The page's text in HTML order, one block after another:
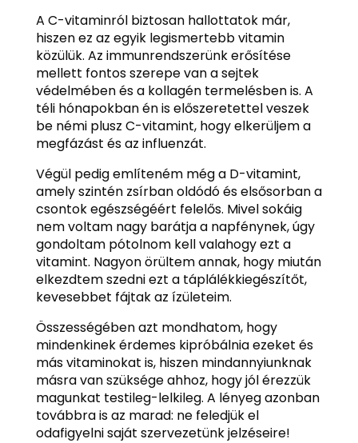
A C-vitaminról biztosan hallottatok már,
hiszen ez az egyik legismertebb vitamin
közülük. Az immunrendszerünk erősítése
mellett fontos szerepe van a sejtek
védelmében és a kollagén termelésben is. A
téli hónapokban én is előszeretettel veszek
be némi plusz C-vitamint, hogy elkerüljem a
megfázást és az influenzát.
Végül pedig említeném még a D-vitamint,
amely szintén zsírban oldódó és elsősorban a
csontok egészségéért felelős. Mivel sokáig
nem voltam nagy barátja a napfénynek, úgy
gondoltam pótolnom kell valahogy ezt a
vitamint. Nagyon örültem annak, hogy miután
elkezdtem szedni ezt a táplálékkiegészítőt,
kevesebbet fájtak az ízületeim.
Összességében azt mondhatom, hogy
mindenkinek érdemes kipróbálnia ezeket és
más vitaminokat is, hiszen mindannyiunknak
másra van szüksége ahhoz, hogy jól érezzük
magunkat testileg-lelkileg. A lényeg azonban
továbbra is az marad: ne feledjük el
odafigyelni saját szervezetünk jelzéseire!